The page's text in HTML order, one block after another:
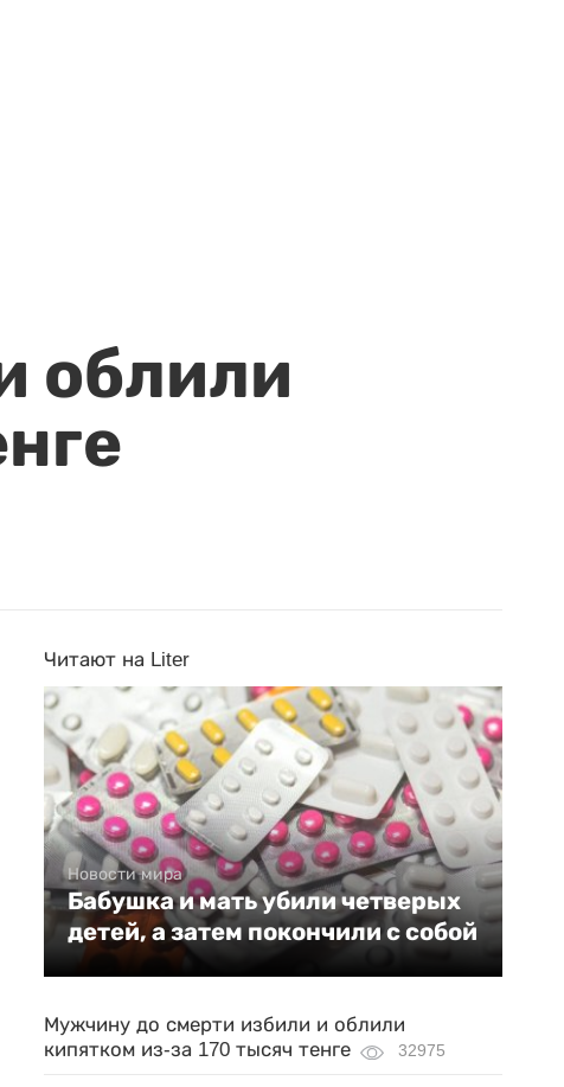
облили
Читают на Liter
Новости мира
Бабушка и мать убили четверых
детей, а затем покончили с собой
Мужчину до смерти избили и облили
кипятком из-за 170 тысяч тенге
32975